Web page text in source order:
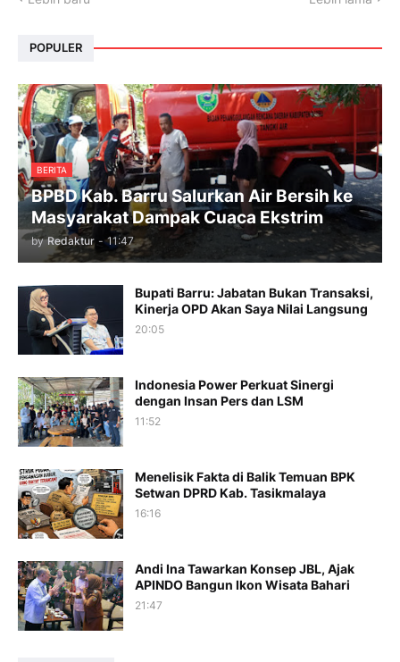
POPULER
BERITA
BPBD Kab. Barru Salurkan Air Bersih ke
Masyarakat Dampak Cuaca Ekstrim
by Redaktur - 11:47
Bupati Barru: Jabatan Bukan Transaksi,
Kinerja OPD Akan Saya Nilai Langsung
20:05
Indonesia Power Perkuat Sinergi
dengan Insan Pers dan LSM
11:52
Menelisik Fakta di Balik Temuan BPK
Setwan DPRD Kab. Tasikmalaya
16:16
Andi Ina Tawarkan Konsep JBL, Ajak
APINDO Bangun Ikon Wisata Bahari
21:47